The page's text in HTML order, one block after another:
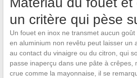
un critère qui pèse
Un fouet en inox ne transmet aucun
en aluminium non revêtu peut laisser un
au contact du vinaigre ou du citron, qui
passe inaperçu dans une pâte à crêpes,
crue comme la mayonnaise, il se